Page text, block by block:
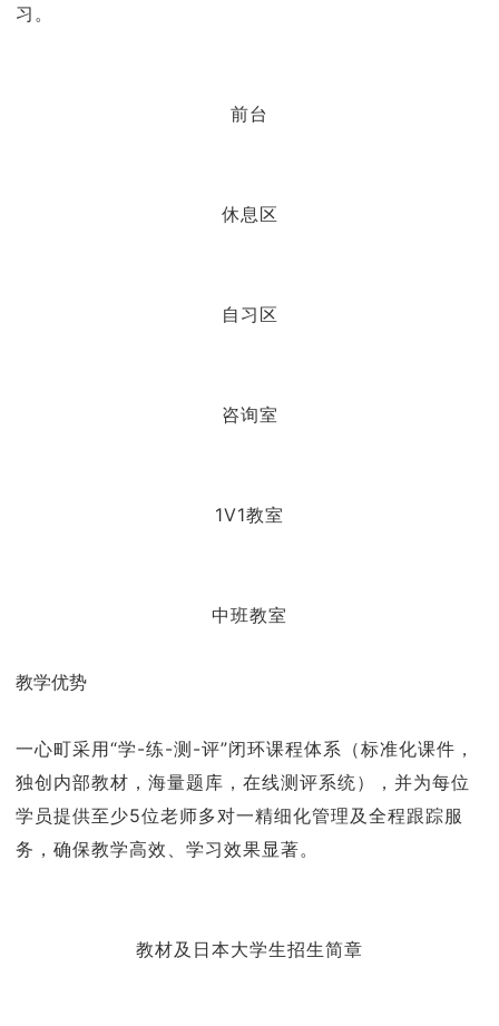
习。
前台
休息区
自习区
咨询室
1V1教室
中班教室
教学优势
一心町采用“学-练-测-评”闭环课程体系（标准化课件，
独创内部教材，海量题库，在线测评系统），并为每位
学员提供至少5位老师多对一精细化管理及全程跟踪服
务，确保教学高效、学习效果显著。
教材及日本大学生招生简章